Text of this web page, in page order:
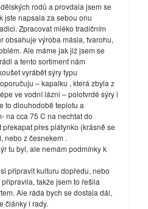
rodů a provdala jsem se
jste napsala za sebou onu
Zpracovat mléko tradičním
obsahuje výroba másla, tvarohu,
Ale máme jak již jsem se
a tento sortiment nám
vyrábět sýry typu
– kapalku , která zbyla z
ve vodní lázni – polotvrdé sýry i
to dlouhodobě teplotu a
na cca 75 C na nechtat do
přes plátynko (krásně se
nebo z česnekem .
tu byl, ale nemám podmínky k
připravit kulturu dopředu, nebo
takže jsem to řešila
Ale ráda bych se dostala dál,
články i rady.